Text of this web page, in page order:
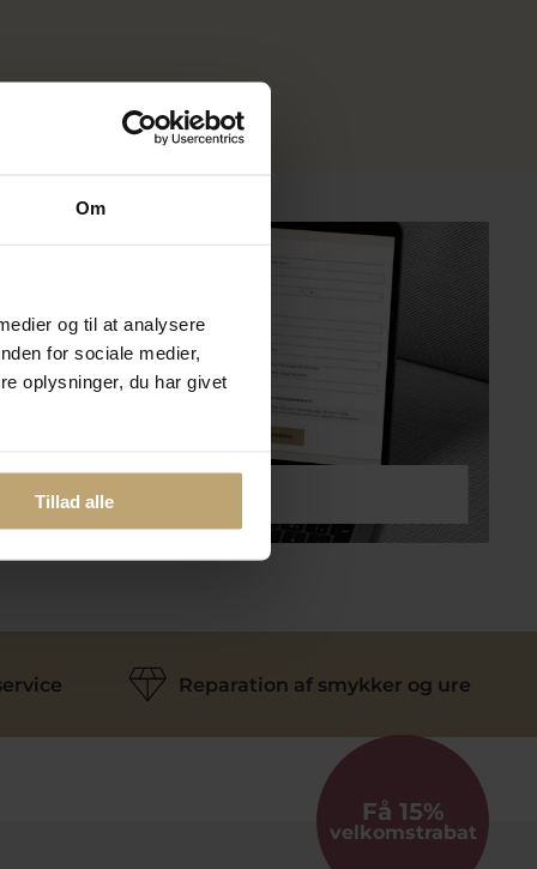
Om
og til at analysere
for sociale medier,
oplysninger, du har givet
Tillad alle
dig kundeklubben
Reparation af smykker og ure
Få 15%
velkomstrabat